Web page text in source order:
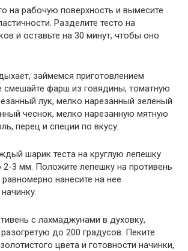
на рабочую поверхность и вымесите
Разделите тесто на
и оставьте на 30 минут, чтобы оно
займемся приготовлением
смешайте фарш из говядины, томатную
лук, мелко нарезанный зеленый
чеснок, мелко нарезанную мятную
перец и специи по вкусу.
шарик теста на круглую лепешку
3 мм. Положите лепешку на противень
нанесите на нее
с лахмаджунами в духовку,
до 200 градусов. Пеките
цвета и готовности начинки,